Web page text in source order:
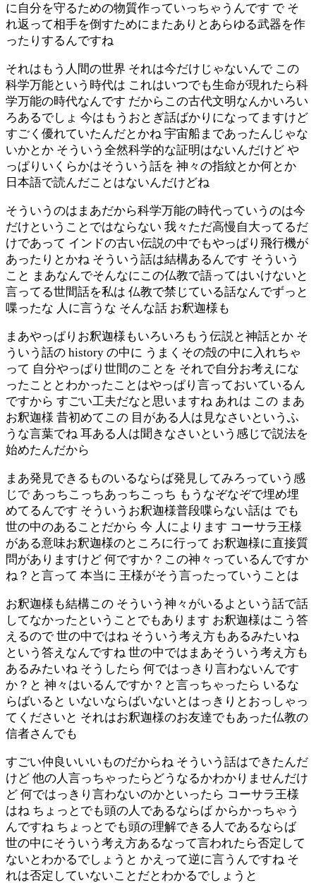
に自分を守るための物質作っていっちゃうんです で そ
れ返って相手を倒すためにまたありとあらゆる武器を作
ったりするんですね
それはもう人間の世界 それは今だけじゃないんで この
科学万能という時代は これはいつでも生命が現れたら科
学万能の時代なんです だからこの古代文明なんかいろい
ろあるでしょ 今はもうおとぎ話ばかりになってますけど
すごく優れていたんだとかね 宇宙船まであったんじゃな
いかとか そういう全然科学的な証明はないんだけど や
っぱりいくらかはそういう話を 神々の指紋とか何とか
日本語で読んだことはないんだけどね
そういうのはまあだから科学万能の時代っていうのは今
だけということではならない 我々ただ高慢自大ってるだ
けであって インドの古い伝説の中でもやっぱり飛行機が
あったりとかね そういう話は結構あるんです そういう
こと まあなんでそんなにこの仏教で語ってはいけないと
言ってる世間話を私は 仏教で禁じている話なんでずっと
喋ったな 人に言うな そんな話 お釈迦様も
まあやっぱりお釈迦様もいろいろもう伝説と神話とか そ
ういう話の history の中に うまくその殻の中に入れちゃ
って 自分やっぱり世間のことを それで自分お考えにな
ったこととわかったことはやっぱり言っておいているん
ですから すごい工夫だなと思いますね あれは この まあ
お釈迦様 昔初めてこの 目がある人は見なさいというふ
うな言葉でね 耳ある人は聞きなさいという感じで説法を
始めたんだから
まあ発見できるものいるならば発見してみろっていう感
じで あっちこっちあっちこっち もうなぞなぞで埋め埋
めてるんです そういうお釈迦様普段喋らない話は でも
世の中のあることだから 今 人によります コーサラ王様
がある意味お釈迦様のところに行って お釈迦様に直接質
問がありますけど 何ですか？この神々っているんですか
ね？と言って 本当に 王様がそう言ったっていうことは
お釈迦様も結構この そういう神々がいるよという話で話
してなかったということでもあります お釈迦様はこう答
えるので 世の中ではね そういう考え方もあるみたいね
という答えなんですね 世の中ではまあそういう考え方も
あるみたいね そうしたら 何ではっきり言わないんです
か？と 神々はいるんですか？と言っちゃったら いるな
らばいると いないならばいないとはっきりとおっしゃっ
てくださいと それはお釈迦様のお友達でもあった仏教の
信者さんでも
すごい仲良いいいものだからね そういう話はできたんだ
けど 他の人言っちゃったらどうなるかわかりませんだけ
ど 何ではっきり言わないのかといったら コーサラ王様
はね ちょっとでも頭の人であるならば からかっちゃう
んですね ちょっとでも頭の理解できる人であるならば
世の中にそういう考え方あるなって言われたら否定して
ないとわかるでしょうと かえって逆に言うんですね そ
れは否定していないことだとわかるでしょうと